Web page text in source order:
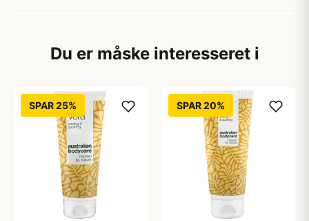
Du er måske interesseret i
SPAR 25% SPAR 20%